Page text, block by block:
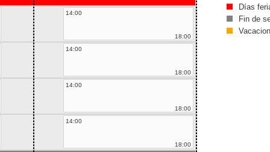
14:00
18:00
14:00
18:00
14:00
18:00
14:00
18:00
Días
Fin de